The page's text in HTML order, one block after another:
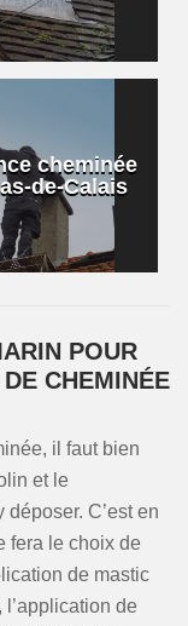
cheminée
de-Calais
POUR
CHEMINÉE
il faut bien
et le
C’est en
fera le choix de
de mastic
de